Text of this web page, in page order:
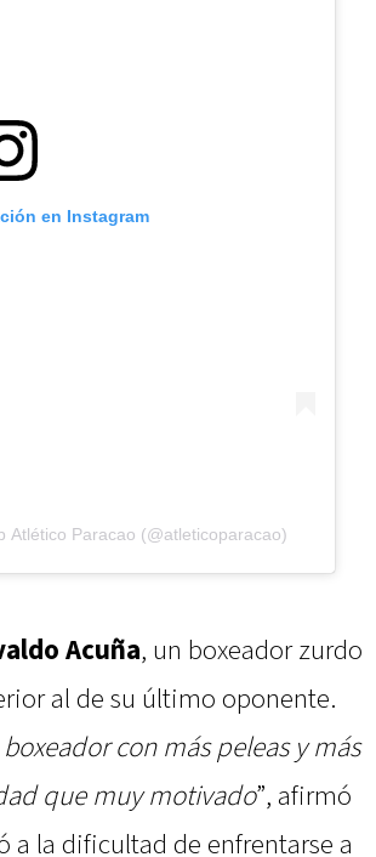
en Instagram
Atlético Paracao (@atleticoparacao)
Acuña, un boxeador zurdo
al de su último oponente.
con más peleas y más
que muy motivado”, afirmó
a la dificultad de enfrentarse a